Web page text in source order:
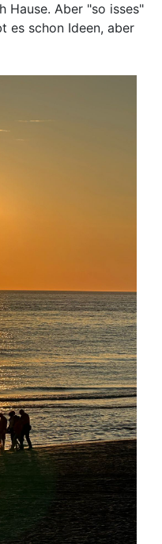
Hause. Aber "so isses"
es schon Ideen, aber